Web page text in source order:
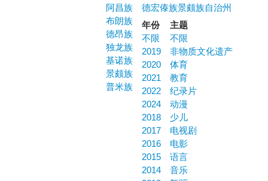
阿昌族
布朗族
德昂族
独龙族
基诺族
景颇族
普米族
德宏傣族景颇族自治州
年份
不限
2019
2020
2021
2022
2024
2018
2017
2016
2015
2014
主题
不限
非物质文化遗产
体育
教育
纪录片
动漫
少儿
电视剧
电影
语言
音乐